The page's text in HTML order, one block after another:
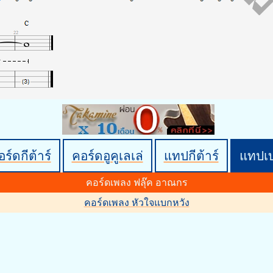
ร์ดกีต้าร์ คอร์ดอูคูเลเล่ แทปกีต้าร์ แทปเ
คอร์ดเพลง ฟลุ๊ค อาณกร
คอร์ดเพลง หัวใจแบกหวัง